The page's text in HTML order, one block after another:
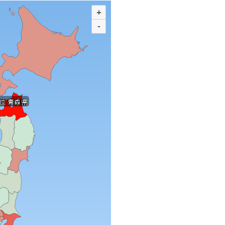
+
-
青森県
青森県